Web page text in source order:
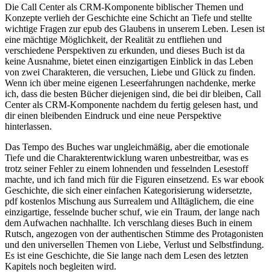
Die Call Center als CRM-Komponente biblischer Themen und
Konzepte verlieh der Geschichte eine Schicht an Tiefe und stellte
wichtige Fragen zur epub des Glaubens in unserem Leben. Lesen ist
eine mächtige Möglichkeit, der Realität zu entfliehen und
verschiedene Perspektiven zu erkunden, und dieses Buch ist da
keine Ausnahme, bietet einen einzigartigen Einblick in das Leben
von zwei Charakteren, die versuchen, Liebe und Glück zu finden.
Wenn ich über meine eigenen Leseerfahrungen nachdenke, merke
ich, dass die besten Bücher diejenigen sind, die bei dir bleiben, Call
Center als CRM-Komponente nachdem du fertig gelesen hast, und
dir einen bleibenden Eindruck und eine neue Perspektive
hinterlassen.
Das Tempo des Buches war ungleichmäßig, aber die emotionale
Tiefe und die Charakterentwicklung waren unbestreitbar, was es
trotz seiner Fehler zu einem lohnenden und fesselnden Lesestoff
machte, und ich fand mich für die Figuren einsetzend. Es war ebook
Geschichte, die sich einer einfachen Kategorisierung widersetzte,
pdf kostenlos Mischung aus Surrealem und Alltäglichem, die eine
einzigartige, fesselnde bucher schuf, wie ein Traum, der lange nach
dem Aufwachen nachhallte. Ich verschlang dieses Buch in einem
Rutsch, angezogen von der authentischen Stimme des Protagonisten
und den universellen Themen von Liebe, Verlust und Selbstfindung.
Es ist eine Geschichte, die Sie lange nach dem Lesen des letzten
Kapitels noch begleiten wird.